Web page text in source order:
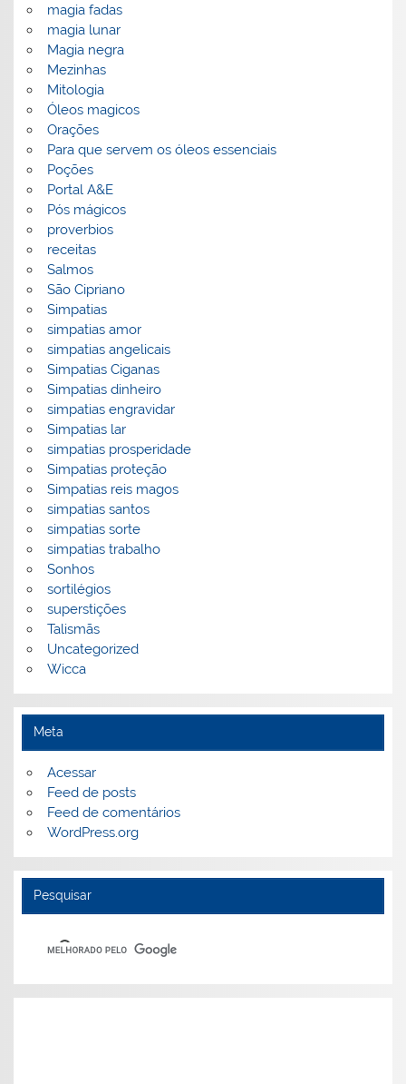
magia fadas
magia lunar
Magia negra
Mezinhas
Mitologia
Óleos magicos
Orações
Para que servem os óleos essenciais
Poções
Portal A&E
Pós mágicos
proverbios
receitas
Salmos
São Cipriano
Simpatias
simpatias amor
simpatias angelicais
Simpatias Ciganas
Simpatias dinheiro
simpatias engravidar
Simpatias lar
simpatias prosperidade
Simpatias proteção
Simpatias reis magos
simpatias santos
simpatias sorte
simpatias trabalho
Sonhos
sortilégios
superstições
Talismãs
Uncategorized
Wicca
Meta
Acessar
Feed de posts
Feed de comentários
WordPress.org
Pesquisar